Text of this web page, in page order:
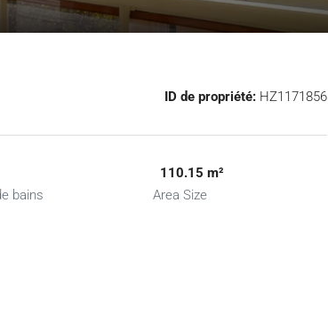
ID de propriété:HZ1171856
bains
110.15 m²
Area Size